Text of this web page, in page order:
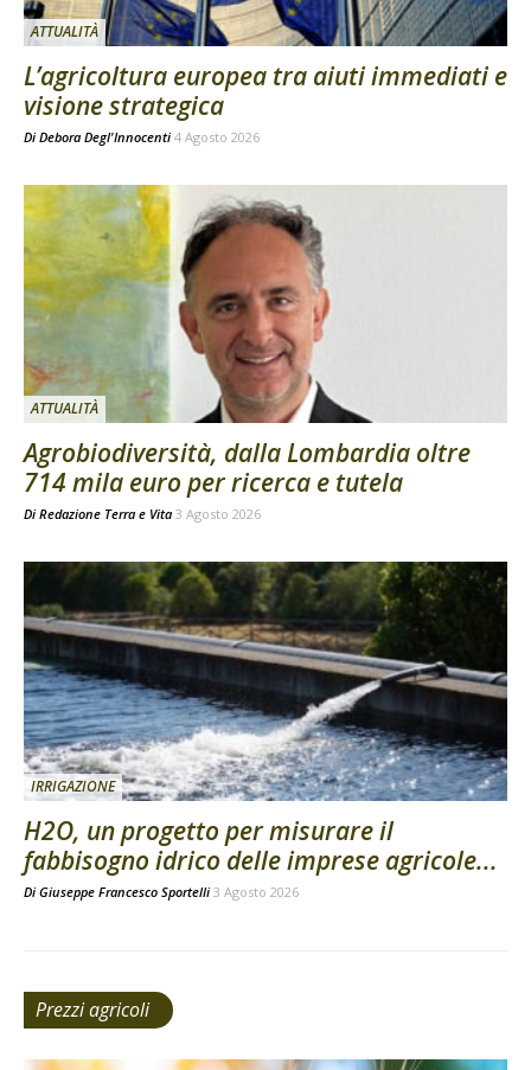
ATTUALITÀ
L’agricoltura europea tra aiuti immediati e
visione strategica
Di Debora Degl'Innocenti 4 Agosto 2026
ATTUALITÀ
Agrobiodiversità, dalla Lombardia oltre
714 mila euro per ricerca e tutela
Di Redazione Terra e Vita 3 Agosto 2026
IRRIGAZIONE
H2O, un progetto per misurare il
fabbisogno idrico delle imprese agricole...
Di Giuseppe Francesco Sportelli 3 Agosto 2026
Prezzi agricoli